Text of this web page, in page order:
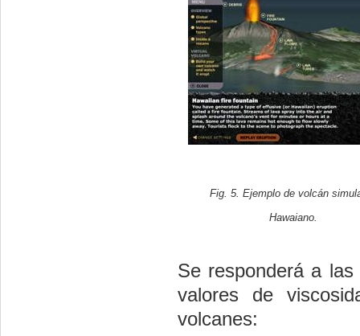
Fig. 5. Ejemplo de volcán
Hawaiano.
Se responderá a
valores de
volcanes: